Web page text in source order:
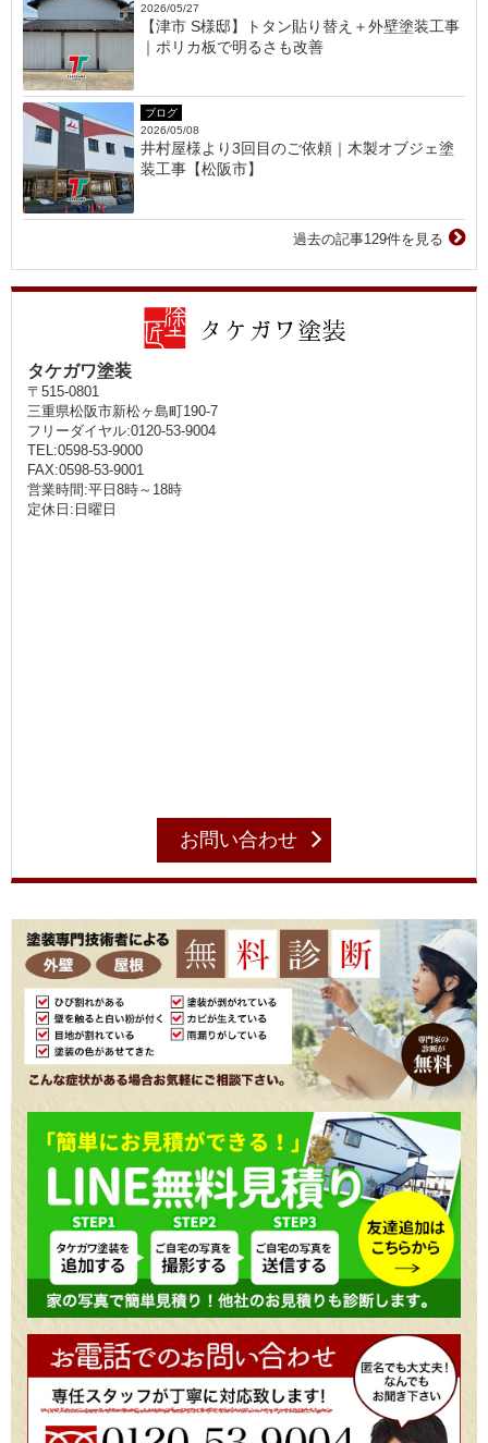
2026/05/27
【津市 S様邸】トタン貼り替え＋外壁塗装工事
｜ポリカ板で明るさも改善
ブログ
2026/05/08
井村屋様より3回目のご依頼｜木製オブジェ塗
装工事【松阪市】
過去の記事129件を見る
タケガワ塗装
〒515-0801
三重県松阪市新松ヶ島町190-7
フリーダイヤル:0120-53-9004
TEL:0598-53-9000
FAX:0598-53-9001
営業時間:平日8時～18時
定休日:日曜日
お問い合わせ